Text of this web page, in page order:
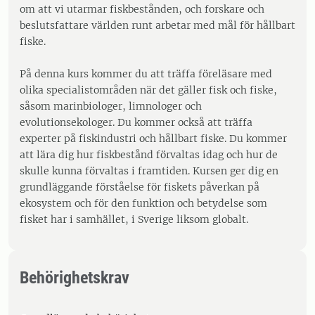
om att vi utarmar fiskbestånden, och forskare och
beslutsfattare världen runt arbetar med mål för hållbart
fiske.
På denna kurs kommer du att träffa föreläsare med
olika specialistområden när det gäller fisk och fiske,
såsom marinbiologer, limnologer och
evolutionsekologer. Du kommer också att träffa
experter på fiskindustri och hållbart fiske. Du kommer
att lära dig hur fiskbestånd förvaltas idag och hur de
skulle kunna förvaltas i framtiden. Kursen ger dig en
grundläggande förståelse för fiskets påverkan på
ekosystem och för den funktion och betydelse som
fisket har i samhället, i Sverige liksom globalt.
Behörighetskrav